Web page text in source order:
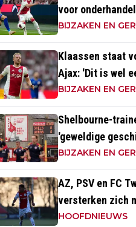
voor
Godts'
BIJZAKEN EN
Klaassen staat
Ajax: 'Dit is wel
BIJZAKEN EN
Shelbourne-
'geweldige
Kluivert de
BIJZAKEN EN
AZ, PSV en FC
versterken zich
Ajax-talenten
HOOFDNIEUWS